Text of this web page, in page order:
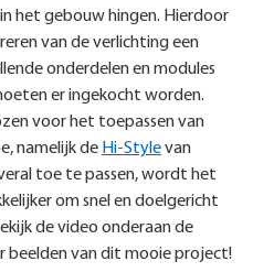
het gebouw hingen. Hierdoor
van de verlichting een
onderdelen en modules
er ingekocht worden.
voor het toepassen van
namelijk de Hi-Stylevan
toe te passen, wordt het
om snel en doelgericht
de video onderaan de
beelden van dit mooie project!